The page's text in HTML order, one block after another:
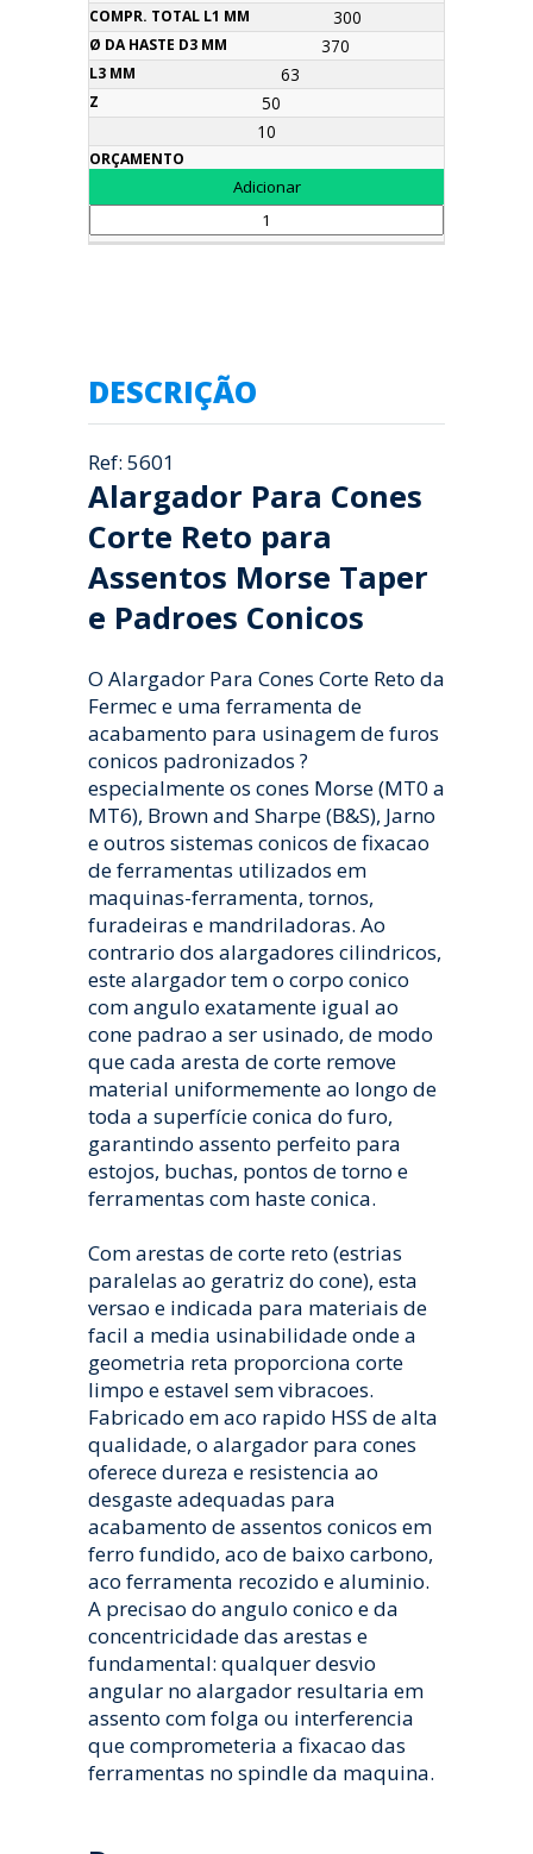
300
370
63
50
10
DESCRIÇÃO
Ref: 5601
Alargador Para Cones
Corte Reto para
Assentos Morse Taper
e Padroes Conicos
O Alargador Para Cones Corte Reto da
Fermec e uma ferramenta de
acabamento para usinagem de furos
conicos padronizados ?
especialmente os cones Morse (MT0 a
MT6), Brown and Sharpe (B&S), Jarno
e outros sistemas conicos de fixacao
de ferramentas utilizados em
maquinas-ferramenta, tornos,
furadeiras e mandriladoras. Ao
contrario dos alargadores cilindricos,
este alargador tem o corpo conico
com angulo exatamente igual ao
cone padrao a ser usinado, de modo
que cada aresta de corte remove
material uniformemente ao longo de
toda a superfície conica do furo,
garantindo assento perfeito para
estojos, buchas, pontos de torno e
ferramentas com haste conica.
Com arestas de corte reto (estrias
paralelas ao geratriz do cone), esta
versao e indicada para materiais de
facil a media usinabilidade onde a
geometria reta proporciona corte
limpo e estavel sem vibracoes.
Fabricado em aco rapido HSS de alta
qualidade, o alargador para cones
oferece dureza e resistencia ao
desgaste adequadas para
acabamento de assentos conicos em
ferro fundido, aco de baixo carbono,
aco ferramenta recozido e aluminio.
A precisao do angulo conico e da
concentricidade das arestas e
fundamental: qualquer desvio
angular no alargador resultaria em
assento com folga ou interferencia
que comprometeria a fixacao das
ferramentas no spindle da maquina.